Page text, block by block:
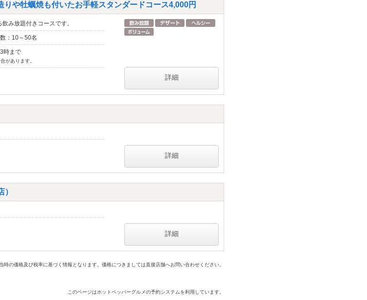
りや牡蠣焼も付いたお手軽スタンダードコース4,000円
み放題付きコースです。
：10～50名
時まで
があります。
詳細
詳細
詳細
の価格及び税率に基づく情報となります。価格につきましては直接店舗へお問い合わせください。
このページはホットペッパーグルメの予約システムを利用しています。